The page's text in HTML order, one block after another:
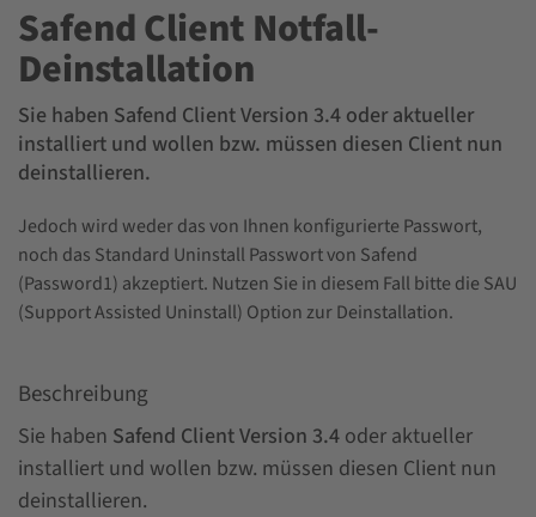
Safend Client Notfall-
Deinstallation
Sie haben Safend Client Version 3.4 oder aktueller
installiert und wollen bzw. müssen diesen Client nun
deinstallieren.
Jedoch wird weder das von Ihnen konfigurierte Passwort,
noch das Standard Uninstall Passwort von Safend
(Password1) akzeptiert. Nutzen Sie in diesem Fall bitte die SAU
(Support Assisted Uninstall) Option zur Deinstallation.
Beschreibung
Sie haben Safend Client Version 3.4 oder aktueller
installiert und wollen bzw. müssen diesen Client nun
deinstallieren.